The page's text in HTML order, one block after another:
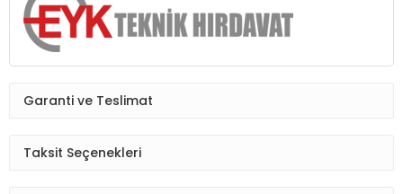
Garanti ve Teslimat
Taksit Seçenekleri